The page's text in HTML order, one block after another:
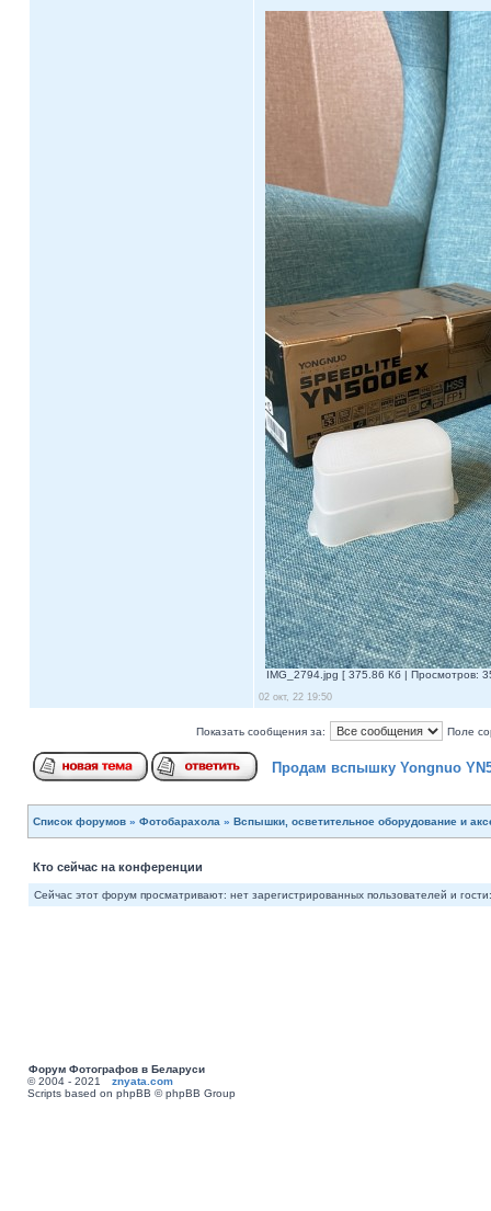
IMG_2794.jpg [ 375.86 Кб | Просмотров:
02 окт, 22 19:50
Показать сообщения за: Поле
Продам вспышку Yongnuo
Список форумов » Фотобарахола » Вспышки, осветительное оборудование и
Кто сейчас на конференции
Сейчас этот форум просматривают: нет зарегистрированных пользователей и
Форум Фотографов в Беларуси
© 2004 - 2021 znyata.com
Scripts based on phpBB © phpBB Group